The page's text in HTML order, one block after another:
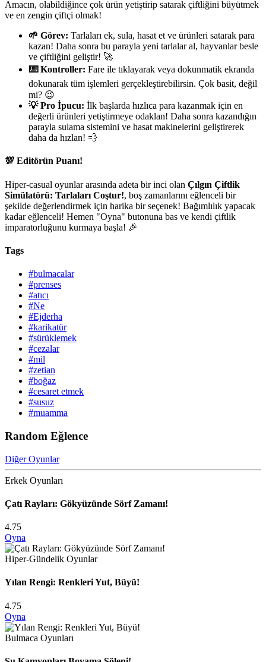
Amacın, olabildiğince çok ürün yetiştirip satarak çiftliğini büyütmek
ve en zengin çiftçi olmak!
🌱 Görev: Tarlaları ek, sula, hasat et ve ürünleri satarak para
kazan! Daha sonra bu parayla yeni tarlalar al, hayvanlar besle
ve çiftliğini geliştir! 🚀
⌨️ Kontroller: Fare ile tıklayarak veya dokunmatik ekranda
dokunarak tüm işlemleri gerçekleştirebilirsin. Çok basit, değil
mi? 😉
💡 Pro İpucu: İlk başlarda hızlıca para kazanmak için en
değerli ürünleri yetiştirmeye odaklan! Daha sonra kazandığın
parayla sulama sistemini ve hasat makinelerini geliştirerek
daha da hızlan! 💨
💯 Editörün Puanı!
Hiper-casual oyunlar arasında adeta bir inci olan Çılgın Çiftlik
Simülatörü: Tarlaları Coştur!, boş zamanlarını eğlenceli bir
şekilde değerlendirmek için harika bir seçenek! Bağımlılık yapacak
kadar eğlenceli! Hemen "Oyna" butonuna bas ve kendi çiftlik
imparatorluğunu kurmaya başla! 🎉
Tags
#bulmacalar
#prenses
#atıcı
#Ne
#Ejderha
#karikatür
#sürüklemek
#cezalar
#mil
#zetian
#boğaz
#cesaret etmek
#susuz
#muamma
Random Eğlence
Diğer Oyunlar
Erkek Oyunları
Çatı Rayları: Gökyüzünde Sörf Zamanı!
4.75
Oyna
Hiper-Gündelik Oyunlar
Yılan Rengi: Renkleri Yut, Büyü!
4.75
Oyna
Bulmaca Oyunları